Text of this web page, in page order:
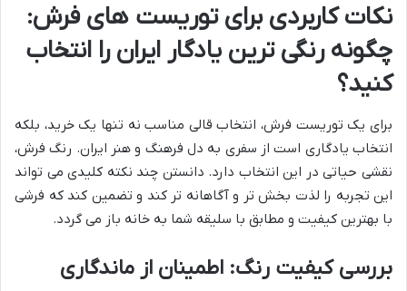
نکات کاربردی برای توریست های فرش:
چگونه رنگی ترین یادگار ایران را انتخاب
کنید؟
برای یک توریست فرش، انتخاب قالی مناسب نه تنها یک خرید، بلکه
انتخاب یادگاری است از سفری به دل فرهنگ و هنر ایران. رنگ فرش،
نقشی حیاتی در این انتخاب دارد. دانستن چند نکته کلیدی می تواند
این تجربه را لذت بخش تر و آگاهانه تر کند و تضمین کند که فرشی
با بهترین کیفیت و مطابق با سلیقه شما به خانه باز می گردد.
بررسی کیفیت رنگ: اطمینان از ماندگاری